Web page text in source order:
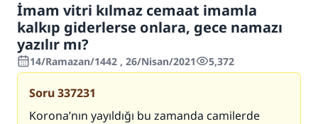
İmam vitri kılmaz cemaat imamla
kalkıp giderlerse onlara, gece namazı
yazılır mı?
14/Ramazan/1442 , 26/Nisan/2021 5,372
Soru337231
Korona’nın yayıldığı bu zamanda camilerde